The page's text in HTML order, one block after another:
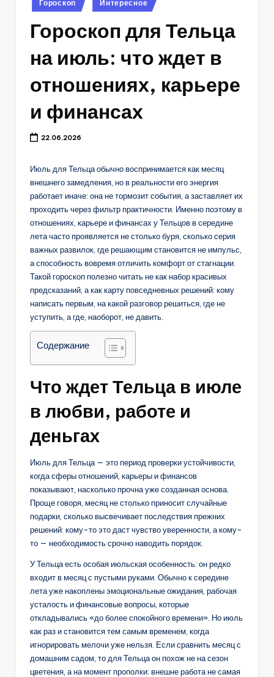
в
Гороскоп Интересное
Гороскоп для Тельца
на июль: что ждет в
отношениях, карьере
и финансах
22.06.2026
Июль для Тельца обычно воспринимается как месяц
внешнего замедления, но в реальности его энергия
работает иначе: она не тормозит события, а заставляет их
проходить через фильтр практичности. Именно поэтому в
отношениях, карьере и финансах у Тельцов в середине
лета часто проявляется не столько буря, сколько серия
важных развилок, где решающим становится не импульс,
а способность вовремя отличить комфорт от стагнации.
Такой гороскоп полезно читать не как набор красивых
предсказаний, а как карту повседневных решений: кому
написать первым, на какой разговор решиться, где не
уступить, а где, наоборот, не давить.
Содержание
Что ждет Тельца в июле
в любви, работе и
деньгах
Июль для Тельца — это период проверки устойчивости,
когда сферы отношений, карьеры и финансов
показывают, насколько прочна уже созданная основа.
Проще говоря, месяц не столько приносит случайные
подарки, сколько высвечивает последствия прежних
решений: кому-то это даст чувство уверенности, а кому-
то — необходимость срочно наводить порядок.
У Тельца есть особая июльская особенность: он редко
входит в месяц с пустыми руками. Обычно к середине
лета уже накоплены эмоциональные ожидания, рабочая
усталость и финансовые вопросы, которые
откладывались «до более спокойного времени». Но июль
как раз и становится тем самым временем, когда
игнорировать мелочи уже нельзя. Если сравнить месяц с
домашним садом, то для Тельца он похож не на сезон
цветения, а на момент прополки: внешне работа не самая